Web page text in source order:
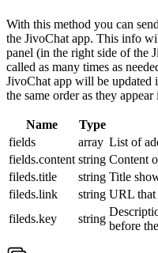
With this method you can
the JivoChat app. This info
panel (in the right side of the
called as many times as
JivoChat app will be updated
the same order as they
Name Type
fields
array List of
fields.content string Content
fileds.title
string Title
fileds.link
string URL that
fileds.key
string
before